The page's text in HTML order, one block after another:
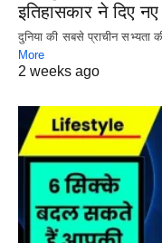
इतिहासकार ने दिए नए
दुनिया की सबसे प्राचीन
More
2 weeks ago